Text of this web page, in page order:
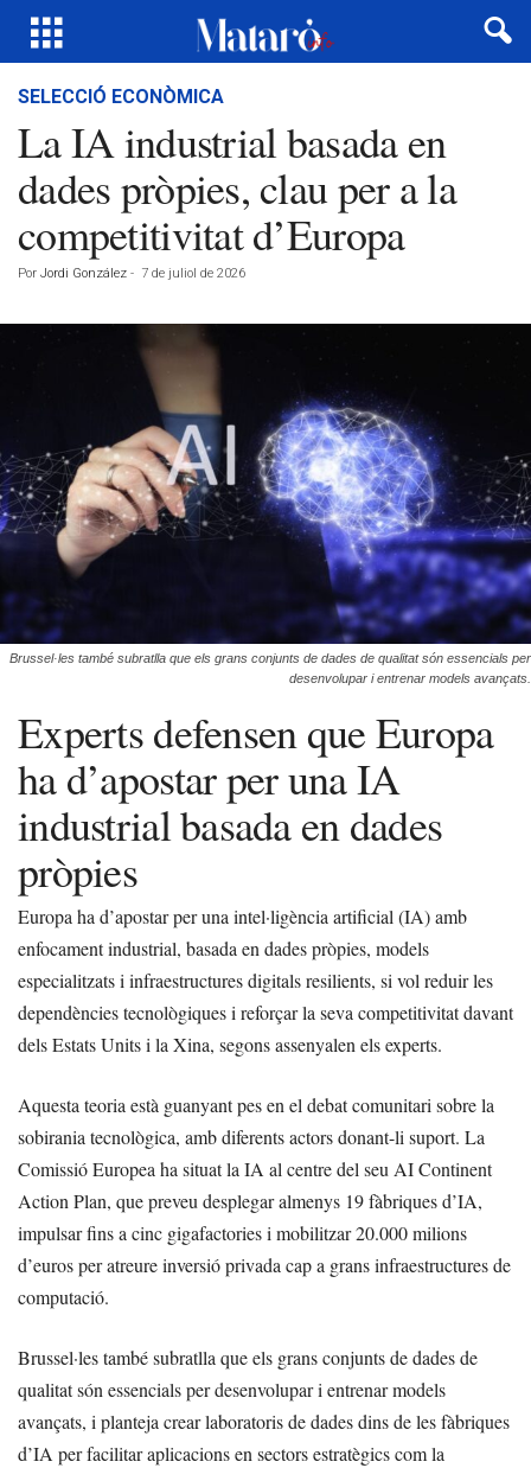
SELECCIÓ ECONÒMICA
La IA industrial basada en
dades pròpies, clau per a la
competitivitat d’Europa
Por Jordi González - 7 de juliol de 2026
Brussel·les també subratlla que els grans conjunts de dades de qualitat són essencials per
desenvolupar i entrenar models avançats.
Experts defensen que Europa
ha d’apostar per una IA
industrial basada en dades
pròpies
Europa ha d’apostar per una intel·ligència artificial (IA) amb
enfocament industrial, basada en dades pròpies, models
especialitzats i infraestructures digitals resilients, si vol reduir les
dependències tecnològiques i reforçar la seva competitivitat davant
dels Estats Units i la Xina, segons assenyalen els experts.
Aquesta teoria està guanyant pes en el debat comunitari sobre la
sobirania tecnològica, amb diferents actors donant-li suport. La
Comissió Europea ha situat la IA al centre del seu AI Continent
Action Plan, que preveu desplegar almenys 19 fàbriques d’IA,
impulsar fins a cinc gigafactories i mobilitzar 20.000 milions
d’euros per atreure inversió privada cap a grans infraestructures de
computació.
Brussel·les també subratlla que els grans conjunts de dades de
qualitat són essencials per desenvolupar i entrenar models
avançats, i planteja crear laboratoris de dades dins de les fàbriques
d’IA per facilitar aplicacions en sectors estratègics com la